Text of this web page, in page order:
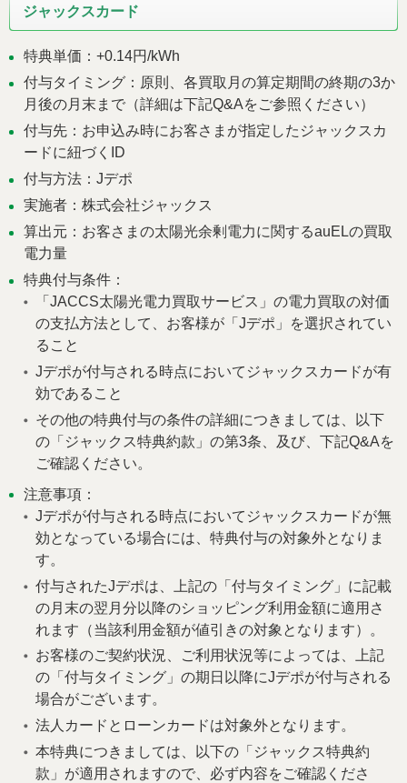
ジャックスカード
特典単価：+0.14円/kWh
付与タイミング：原則、各買取月の算定期間の終期の3か
月後の月末まで（詳細は下記Q&Aをご参照ください）
付与先：お申込み時にお客さまが指定したジャックスカ
ードに紐づくID
付与方法：Jデポ
実施者：株式会社ジャックス
算出元：お客さまの太陽光余剰電力に関するauELの買取
電力量
特典付与条件：
「JACCS太陽光電力買取サービス」の電力買取の対価
の支払方法として、お客様が「Jデポ」を選択されてい
ること
Jデポが付与される時点においてジャックスカードが有
効であること
その他の特典付与の条件の詳細につきましては、以下
の「ジャックス特典約款」の第3条、及び、下記Q&Aを
ご確認ください。
注意事項：
Jデポが付与される時点においてジャックスカードが無
効となっている場合には、特典付与の対象外となりま
す。
付与されたJデポは、上記の「付与タイミング」に記載
の月末の翌月分以降のショッピング利用金額に適用さ
れます（当該利用金額が値引きの対象となります）。
お客様のご契約状況、ご利用状況等によっては、上記
の「付与タイミング」の期日以降にJデポが付与される
場合がございます。
法人カードとローンカードは対象外となります。
本特典につきましては、以下の「ジャックス特典約
款」が適用されますので、必ず内容をご確認くださ